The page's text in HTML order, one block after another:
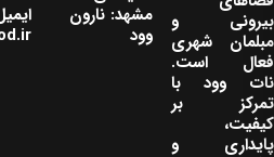
بیرونی و
مبلمان شهری
فعال است.
نات وود با
تمرکز بر
کیفیت،
پایداری و
مشهد: نارون
وود